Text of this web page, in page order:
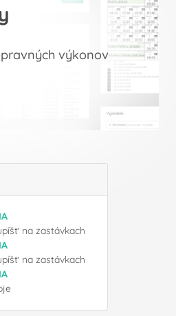
výkonov
na zastávkach
na zastávkach